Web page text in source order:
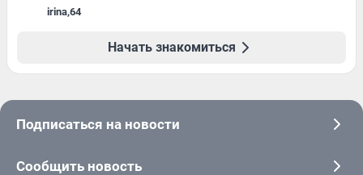
irina,64
Начать знакомиться
Подписаться на новости
Сообщить новость